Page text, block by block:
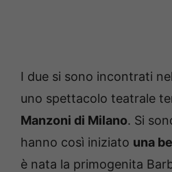
I due si sono incontrati
uno spettacolo teatrale
Manzoni di Milano. Si
hanno così iniziato una
è nata la primogenita